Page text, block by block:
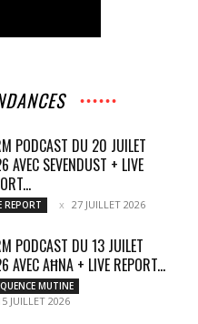
PODCAST DU 20 JUILET
AVEC SEVENDUST + LIVE
REPORT 27 JUILLET 2026
PODCAST DU 13 JUILET
AVEC AĦNA + LIVE REPORT...
MUTINE
JUILLET 2026